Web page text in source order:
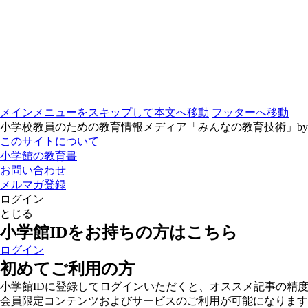
メインメニューをスキップして本文へ移動 フッターへ移動
小学校教員のための教育情報メディア「みんなの教育技術」
このサイトについて
小学館の教育書
お問い合わせ
メルマガ登録
ログイン
とじる
小学館IDをお持ちの方はこちら
ログイン
初めてご利用の方
小学館IDに登録してログインいただくと、オススメ記事の精
会員限定コンテンツおよびサービスのご利用が可能になりま